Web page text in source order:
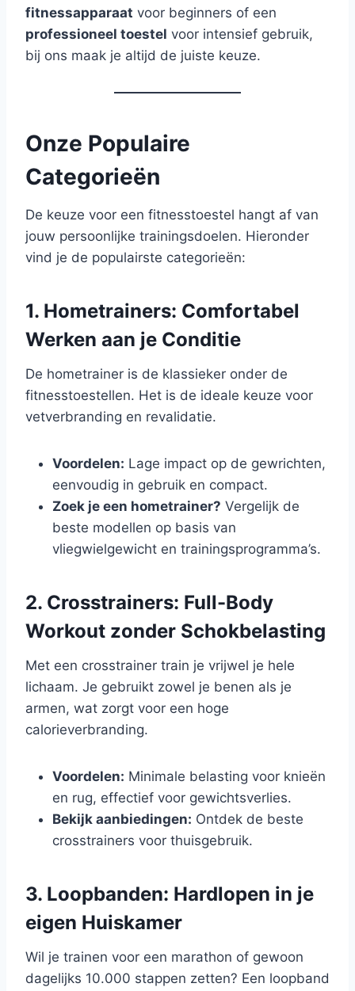
fitnessapparaat voor beginners of een
professioneel toestel voor intensief gebruik,
bij ons maak je altijd de juiste keuze.
Onze Populaire
Categorieën
De keuze voor een fitnesstoestel hangt af van
jouw persoonlijke trainingsdoelen. Hieronder
vind je de populairste categorieën:
1. Hometrainers: Comfortabel
Werken aan je Conditie
De hometrainer is de klassieker onder de
fitnesstoestellen. Het is de ideale keuze voor
vetverbranding en revalidatie.
Voordelen: Lage impact op de gewrichten,
eenvoudig in gebruik en compact.
Zoek je een hometrainer? Vergelijk de
beste modellen op basis van
vliegwielgewicht en trainingsprogramma’s.
2. Crosstrainers: Full-Body
Workout zonder Schokbelasting
Met een crosstrainer train je vrijwel je hele
lichaam. Je gebruikt zowel je benen als je
armen, wat zorgt voor een hoge
calorieverbranding.
Voordelen: Minimale belasting voor knieën
en rug, effectief voor gewichtsverlies.
Bekijk aanbiedingen: Ontdek de beste
crosstrainers voor thuisgebruik.
3. Loopbanden: Hardlopen in je
eigen Huiskamer
Wil je trainen voor een marathon of gewoon
dagelijks 10.000 stappen zetten? Een loopband